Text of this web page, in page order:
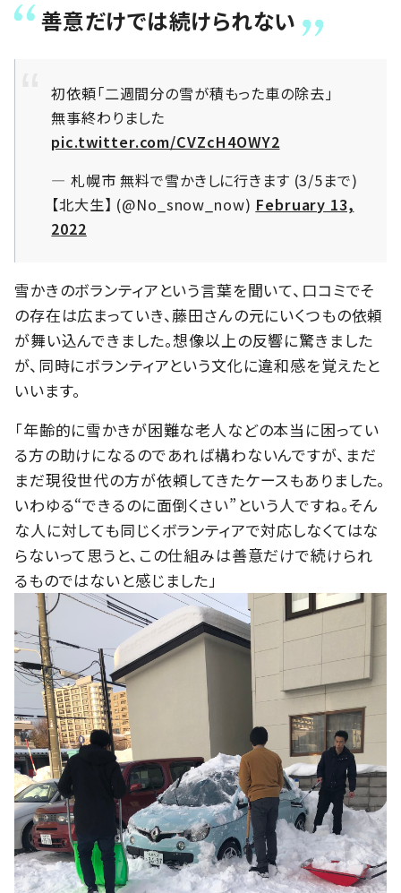
善意だけでは続けられない
初依頼「二週間分の雪が積もった車の除去」
無事終わりました
pic.twitter.com/CVZcH4OWY2
— 札幌市 無料で雪かきしに行きます (3/5まで)
【北大生】 (@No_snow_now) February 13,
2022
雪かきのボランティアという言葉を聞いて、口コミでそ
の存在は広まっていき、藤田さんの元にいくつもの依頼
が舞い込んできました。想像以上の反響に驚きました
が、同時にボランティアという文化に違和感を覚えたと
いいます。
「年齢的に雪かきが困難な老人などの本当に困ってい
る方の助けになるのであれば構わないんですが、まだ
まだ現役世代の方が依頼してきたケースもありました。
いわゆる“できるのに面倒くさい”という人ですね。そん
な人に対しても同じくボランティアで対応しなくてはな
らないって思うと、この仕組みは善意だけで続けられ
るものではないと感じました」